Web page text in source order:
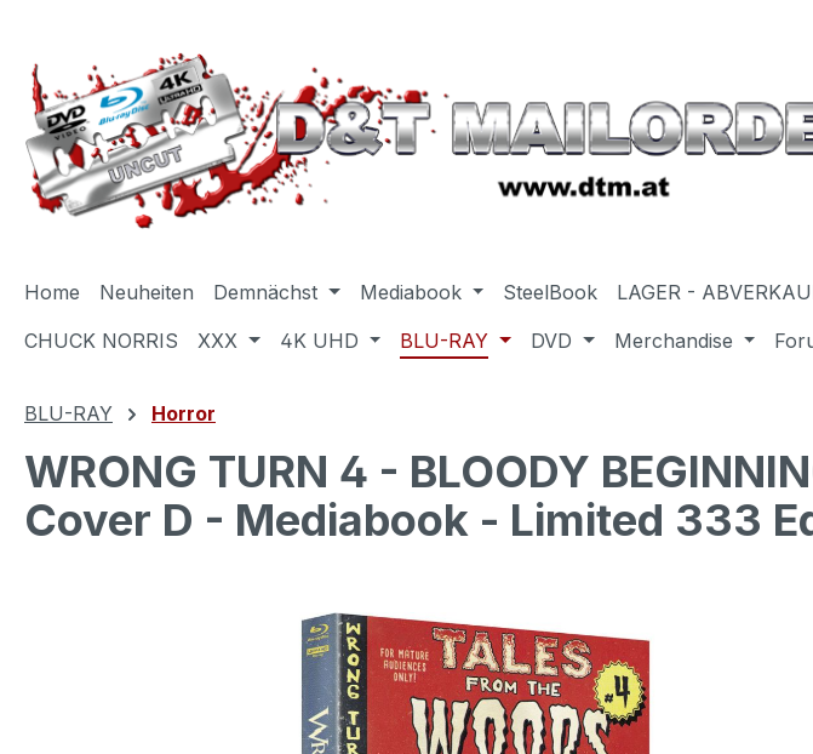
Home Neuheiten Demnächst Mediabook SteelBook LAGER -
CHUCK NORRIS
XXX 4K UHD BLU-RAY DVD Merchandise
BLU-RAY Horror
WRONG TURN 4 - BLOODY
Cover D - Mediabook - Limited 333